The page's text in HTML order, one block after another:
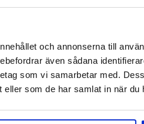
och annonserna till
även sådana
som vi samarbetar med.
som de har samlat in när du
Form
FÖRSTORA TABELLEN
Du kommer att
innan du slutför
1-
4-